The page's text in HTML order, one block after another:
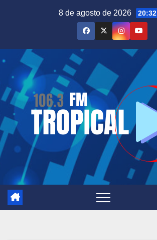
8 de agosto de 2026 20:32